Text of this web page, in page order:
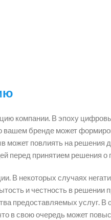
компании. В эпоху
вашем бренде может
может повлиять на решения
перед принятием решения о
В некоторых случаях
и честность в решении
предоставляемых услуг. В
в свою очередь может